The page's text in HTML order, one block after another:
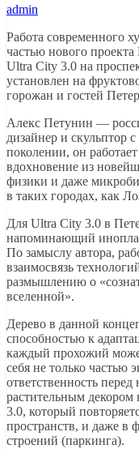
admin
Работа современного
частью нового
Ultra City 3.0 на
установлен на
горожан и гостей
Алекс Петунин —
дизайнер и скульптор
поколении, он
вдохновение из
физики и даже
в таких городах, как
Для Ultra City 3.0 в
напоминающий
По замыслу автора,
взаимосвязь
размышлению о
вселенной».
Дерево в данной
способностью к
каждый прохожий
себя не только частью
ответственность
растительным декором
3.0, который
пространств, и даже в
строений (паркинга).